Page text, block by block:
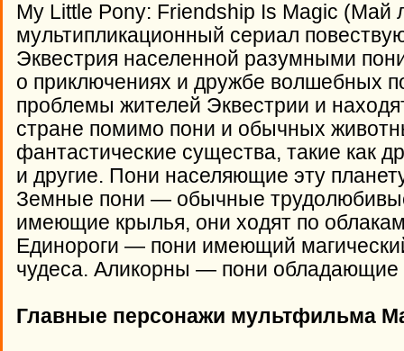
My Little Pony: Friendship Is Magic (Май
мультипликационный сериал
Эквестрия населенной разумными
о приключениях и дружбе волшебных
проблемы жителей Эквестрии и
стране помимо пони и обычных
фантастические существа, такие как
и другие. Пони населяющие эту
Земные пони — обычные
имеющие крылья, они ходят по
Единороги — пони имеющий
чудеса. Аликорны — пони
Главные персонажи мультфильма